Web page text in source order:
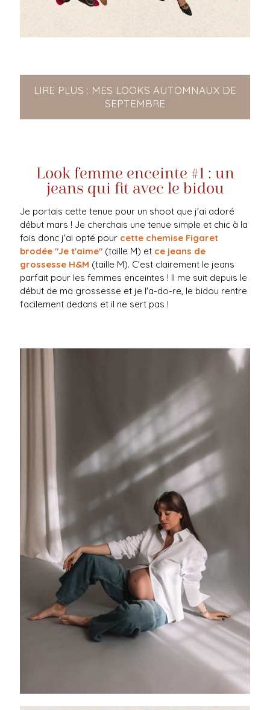
LIRE PLUS : MES LOOKS AUTOMNAUX DE
SEPTEMBRE
Look femme enceinte #1 : un
jeans qui fit avec le bidou
Je portais cette tenue pour un shoot que j'ai adoré
début mars ! Je cherchais une tenue simple et chic à la
fois donc j'ai opté pour cette chemise Figaret
brodée "Je t'aime" (taille M) et ce jeans de
grossesse H&M (taille M). C'est clairement le jeans
parfait pour les femmes enceintes ! Il me suit depuis le
début de ma grossesse et je l'a-do-re, le bidou rentre
facilement dedans et il ne sert pas !